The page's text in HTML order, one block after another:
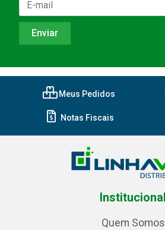
Meus Pedidos
Notas Fiscais
Institucional
Quem Somos